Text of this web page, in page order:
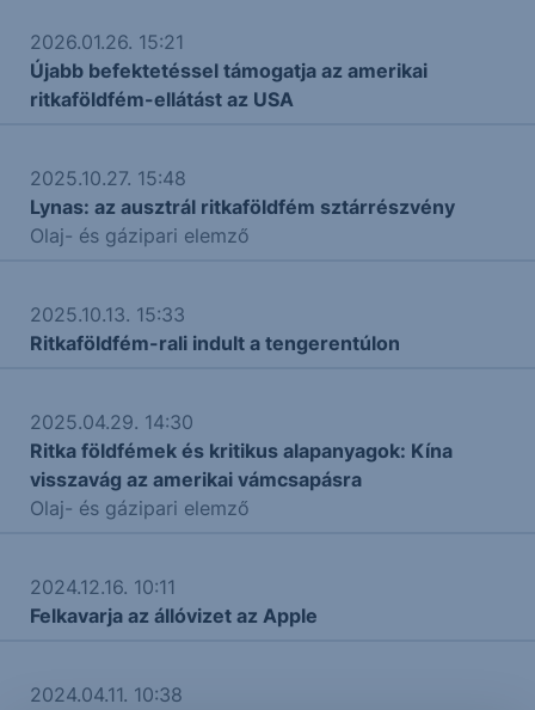
2026.01.26. 15:21
Újabb befektetéssel támogatja az amerikai
ritkaföldfém-ellátást az USA
2025.10.27. 15:48
Lynas: az ausztrál ritkaföldfém sztárrészvény
Olaj- és gázipari elemző
2025.10.13. 15:33
Ritkaföldfém-rali indult a tengerentúlon
2025.04.29. 14:30
Ritka földfémek és kritikus alapanyagok: Kína
visszavág az amerikai vámcsapásra
Olaj- és gázipari elemző
2024.12.16. 10:11
Felkavarja az állóvizet az Apple
2024.04.11. 10:38